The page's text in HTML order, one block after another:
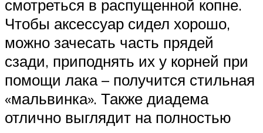
смотреться в распущенной копне.
Чтобы аксессуар сидел хорошо,
можно зачесать часть прядей
сзади, приподнять их у корней при
помощи лака – получится стильная
«мальвинка». Также диадема
отлично выглядит на полностью